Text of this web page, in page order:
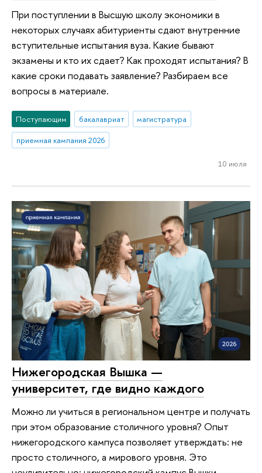
При поступлении в Высшую школу экономики в
некоторых случаях абитуриенты сдают внутренние
вступительные испытания вуза. Какие бывают
экзамены и кто их сдает? Как проходят испытания? В
какие сроки подавать заявление? Разбираем все
вопросы в материале.
Поступающим бакалавриат
магистратура
приемная кампания 2026
10 июля
Нижегородская Вышка —
университет, где видно каждого
Можно ли учиться в региональном центре и получать
при этом образование столичного уровня? Опыт
нижегородского кампуса позволяет утверждать: не
просто столичного, а мирового уровня. Это